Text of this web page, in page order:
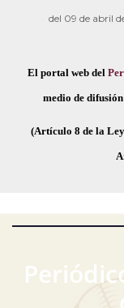
del 09 de abril
El portal web del
medio de
(Artículo 8 de la